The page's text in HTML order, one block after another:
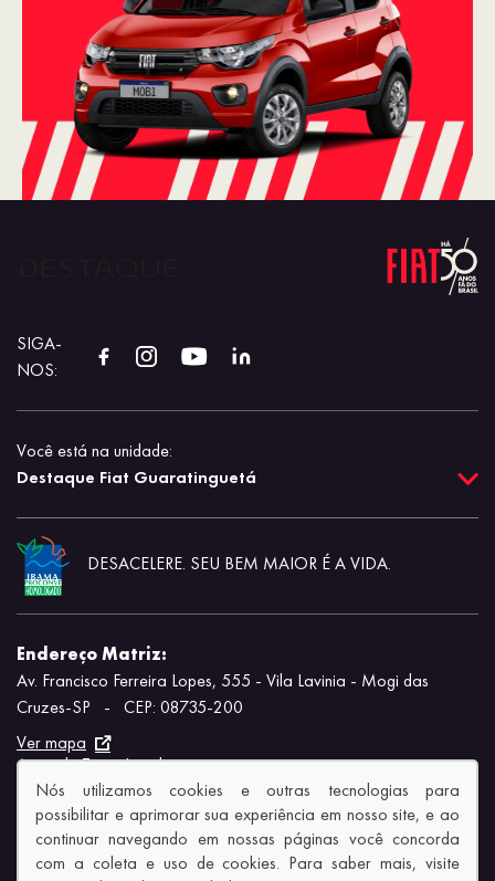
SIGA-
NOS:
Você está na unidade:
Destaque Fiat Guaratinguetá
DESACELERE. SEU BEM MAIOR É A VIDA.
Endereço Matriz:
Av. Francisco Ferreira Lopes, 555 - Vila Lavinia - Mogi das
Cruzes-SP
-
CEP: 08735-200
Ver mapa
Aviso de Texto Legal
Nós utilizamos cookies e outras tecnologias para
possibilitar e aprimorar sua experiência em nosso site, e ao
continuar navegando em nossas páginas você concorda
com a coleta e uso de cookies. Para saber mais, visite